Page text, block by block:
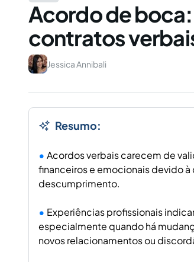
Acordo de
contratos
Jessica Annibali
Resumo:
Acordos verbais carecem de
financeiros e emocionais devido
descumprimento.
Experiências profissionais
especialmente quando há
novos relacionamentos ou